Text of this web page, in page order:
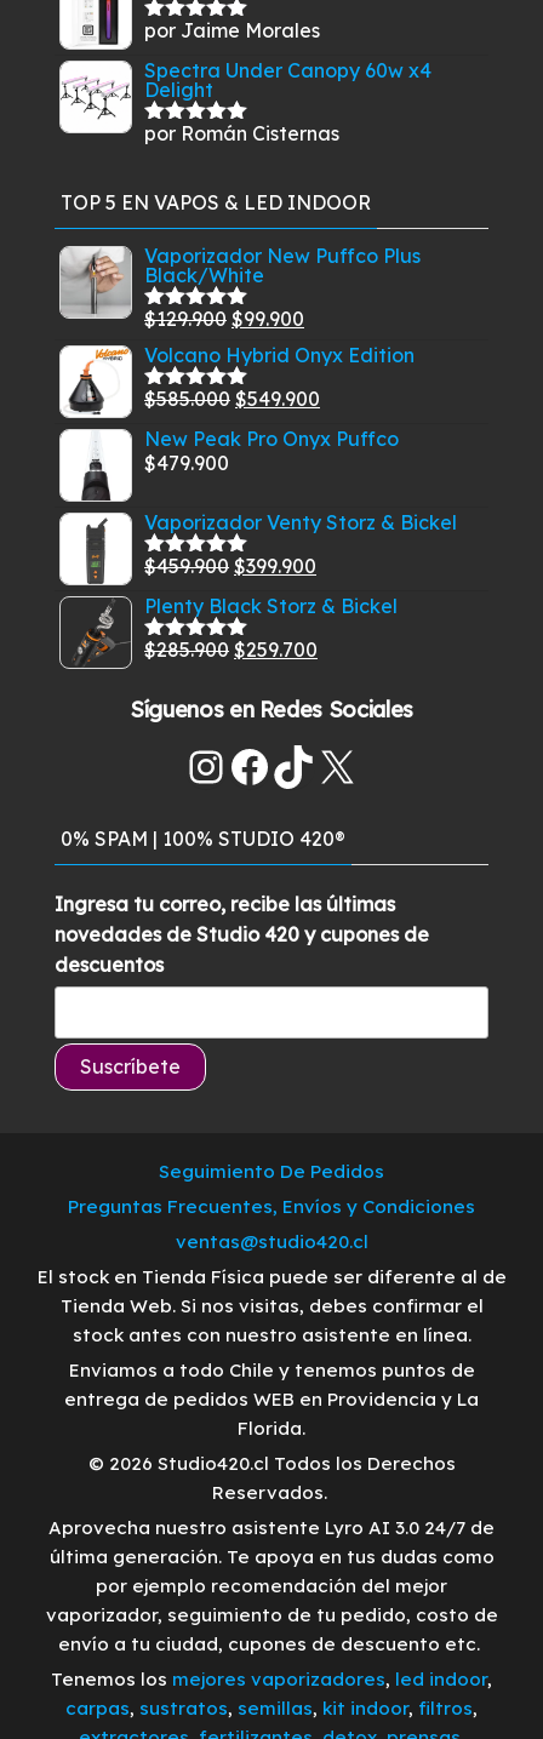
Valorado
por Jaime Morales
Spectra Under Canopy 60w x4
Delight
Valorado
por Román Cisternas
TOP 5 EN VAPOS & LED INDOOR
Vaporizador New Puffco Plus
Black/White
Valorado
5
$129.900 El
precio
original
era:
$129.900.
$99.900
precio
es:
$99.900.
Volcano Hybrid Onyx Edition
Valorado
5
$585.000 El
precio
$585.000.
$549.900
precio
$549.900.
New Peak Pro Onyx Puffco
$479.900
Vaporizador Venty Storz & Bickel
Valorado
5
$459.900 El
precio
original
era:
$399.900
precio
es:
Plenty Black Storz & Bickel
Valorado
$285.900 El
original
$285.900.
$259.700
actual
$259.700.
Síguenos en Redes Sociales
Instagram
Facebook
TikTok
X
0% SPAM | 100% STUDIO 420®
Ingresa tu correo, recibe las últimas
novedades de Studio 420 y cupones de
descuentos
Seguimiento De Pedidos
Preguntas Frecuentes, Envíos y Condiciones
ventas@studio420.cl
El stock en Tienda Física puede ser diferente al de
Tienda Web. Si nos visitas, debes confirmar el
stock antes con nuestro asistente en línea.
Enviamos a todo Chile y tenemos puntos de
entrega de pedidos WEB en Providencia y La
Florida.
© 2026 Studio420.cl Todos los Derechos
Reservados.
Aprovecha nuestro asistente Lyro AI 3.0 24/7 de
última generación. Te apoya en tus dudas como
por ejemplo recomendación del mejor
vaporizador, seguimiento de tu pedido, costo de
envío a tu ciudad, cupones de descuento etc.
Tenemos los mejores vaporizadores, led indoor,
carpas, sustratos, semillas, kit indoor, filtros,